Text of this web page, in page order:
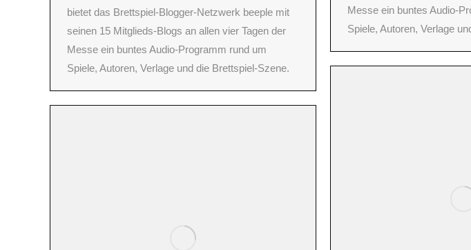
Messe ein buntes Audio-
Spiele, Autoren, Verlage
bietet das Brettspiel-Blogger-Netzwerk beeple mit
seinen 15 Mitglieds-Blogs an allen vier Tagen der
Messe ein buntes Audio-Programm rund um
Spiele, Autoren, Verlage und die Brettspiel-Szene.